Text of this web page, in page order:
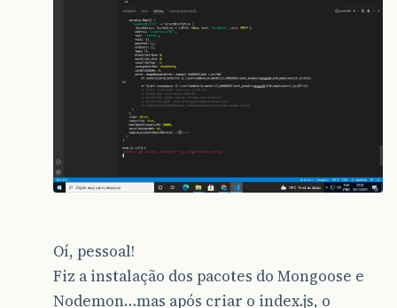
Oí, pessoal!
Fiz a instalação dos pacotes do Mongoose e
Nodemon…mas após criar o index.js, o